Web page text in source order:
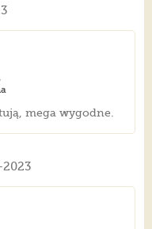
mega wygodne.